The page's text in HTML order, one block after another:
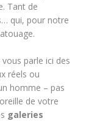
Tant de
qui, pour notre
parle ici des
réels ou
homme – pas
de votre
galeries